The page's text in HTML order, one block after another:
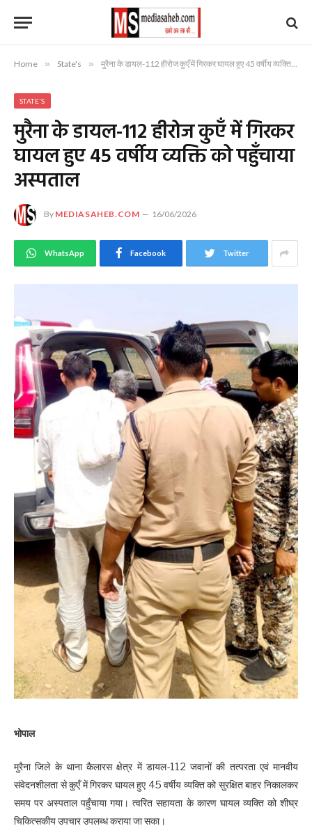
Home » State's » मुरैना के डायल-112 हीरोज कुएँ में गिरकर घायल हुए 45 वर्षीय व्यक्ति को पहुँचाया अस्पताल
STATE'S
मुरैना के डायल-112 हीरोज कुएँ में गिरकर
घायल हुए 45 वर्षीय व्यक्ति को पहुँचाया
अस्पताल
By MEDIASAHEB.COM 16/06/2026
WhatsApp Facebook Twitter
भोपाल
मुरैना जिले के थाना कैलारस क्षेत्र में डायल-112 जवानों की तत्परता एवं मानवीय
संवेदनशीलता से कुएँ में गिरकर घायल हुए 45 वर्षीय व्यक्ति को सुरक्षित बाहर निकालकर
समय पर अस्पताल पहुँचाया गया। त्वरित सहायता के कारण घायल व्यक्ति को शीघ्र
चिकित्सकीय उपचार उपलब्ध कराया जा सका।